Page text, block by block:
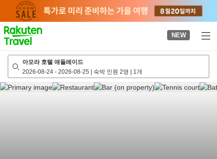
page
NEW
아모라 호텔 애들레이드
2026-08-24 - 2026-08-25 | 숙박 인원 2명 | 1개